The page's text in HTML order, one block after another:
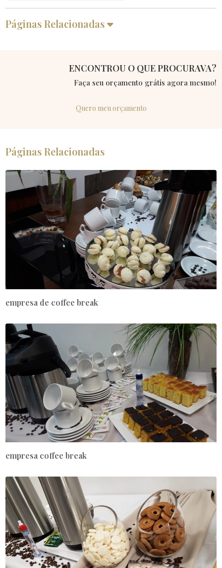
Páginas Relacionadas
ENCONTROU O QUE PROCURAVA?
Faça seu orçamento grátis agora mesmo!
Quero meu orçamento
Páginas Relacionadas
empresa de coffee break
empresa coffee break